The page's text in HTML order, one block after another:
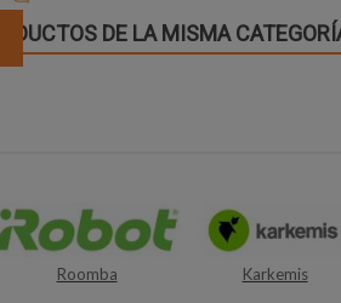
DE LA MISMA
Karkemis CyberPower